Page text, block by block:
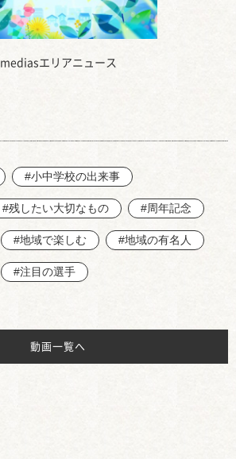
mediasエリアニュース
#小中学校の出来事
#残したい大切なもの #周年記念
#地域で楽しむ #地域の有名人
#注目の選手
動画一覧へ